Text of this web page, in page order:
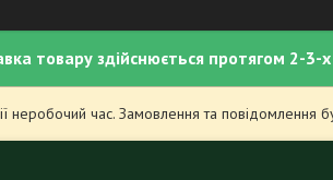
товару здійснюється протягом 2-3-
неробочий час. Замовлення та повідомлення